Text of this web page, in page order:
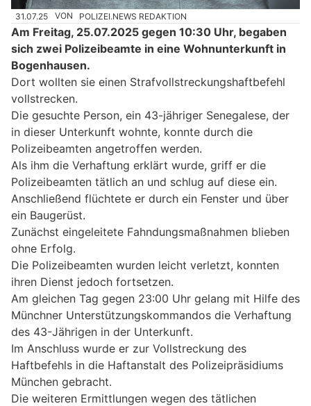
31.07.25 VON POLIZEI.NEWS REDAKTION
Am Freitag, 25.07.2025 gegen 10:30 Uhr, begaben
sich zwei Polizeibeamte in eine Wohnunterkunft in
Bogenhausen.
Dort wollten sie einen Strafvollstreckungshaftbefehl
vollstrecken.
Die gesuchte Person, ein 43-jähriger Senegalese, der
in dieser Unterkunft wohnte, konnte durch die
Polizeibeamten angetroffen werden.
Als ihm die Verhaftung erklärt wurde, griff er die
Polizeibeamten tätlich an und schlug auf diese ein.
Anschließend flüchtete er durch ein Fenster und über
ein Baugerüst.
Zunächst eingeleitete Fahndungsmaßnahmen blieben
ohne Erfolg.
Die Polizeibeamten wurden leicht verletzt, konnten
ihren Dienst jedoch fortsetzen.
Am gleichen Tag gegen 23:00 Uhr gelang mit Hilfe des
Münchner Unterstützungskommandos die Verhaftung
des 43-Jährigen in der Unterkunft.
Im Anschluss wurde er zur Vollstreckung des
Haftbefehls in die Haftanstalt des Polizeipräsidiums
München gebracht.
Die weiteren Ermittlungen wegen des tätlichen